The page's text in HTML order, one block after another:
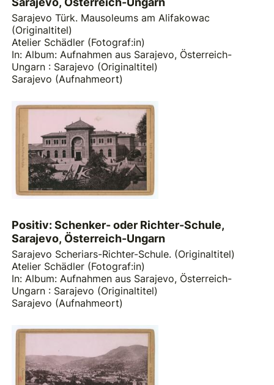
Sarajevo Türk. Mausoleums am Alifakowac
(Originaltitel)
Atelier Schädler (Fotograf:in)
In: Album: Aufnahmen aus Sarajevo, Österreich-
Ungarn : Sarajevo (Originaltitel)
Sarajevo (Aufnahmeort)
Positiv: Schenker- oder Richter-Schule,
Sarajevo, Österreich-Ungarn
Sarajevo Scheriars-Richter-Schule. (Originaltitel)
Atelier Schädler (Fotograf:in)
In: Album: Aufnahmen aus Sarajevo, Österreich-
Ungarn : Sarajevo (Originaltitel)
Sarajevo (Aufnahmeort)